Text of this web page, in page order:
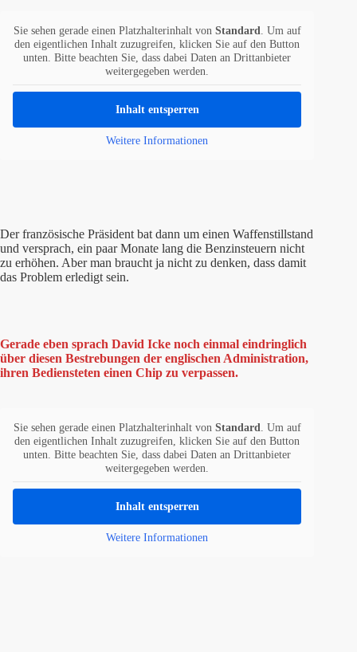
Sie sehen gerade einen Platzhalterinhalt von Standard
. Um auf
den eigentlichen Inhalt zuzugreifen, klicken Sie auf den Button
unten. Bitte beachten Sie, dass dabei Daten an Drittanbieter
weitergegeben werden.
Inhalt entsperren
Weitere Informationen
Der französische Präsident bat dann um einen Waffenstillstand
und versprach, ein paar Monate lang die Benzinsteuern nicht
zu erhöhen. Aber man braucht ja nicht zu denken, dass damit
das Problem erledigt sein.
Gerade eben sprach David Icke noch einmal eindringlich
über diesen Bestrebungen der englischen Administration,
ihren Bediensteten einen Chip zu verpassen.
Sie sehen gerade einen Platzhalterinhalt von Standard . Um auf
den eigentlichen Inhalt zuzugreifen, klicken Sie auf den Button
unten. Bitte beachten Sie, dass dabei Daten an Drittanbieter
weitergegeben werden.
Inhalt entsperren
Weitere Informationen